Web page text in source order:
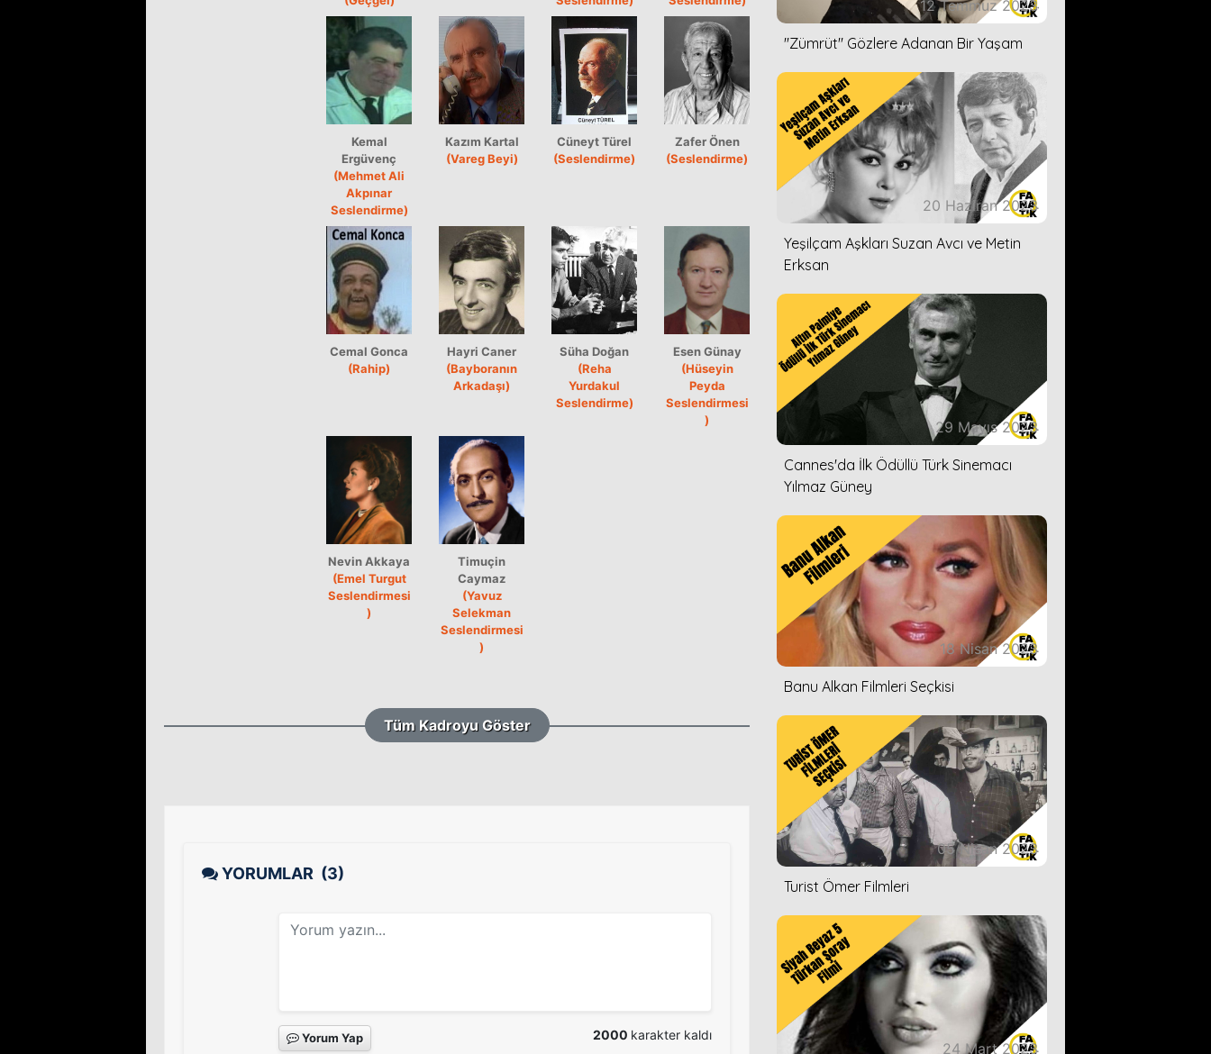
Kemal
Ergüvenç
(Mehmet Ali
Akpınar
Seslendirme)
Kazım Kartal
(Vareg Beyi)
Cüneyt Türel
(Seslendirme)
Zafer Önen
(Seslendirme)
Cemal Gonca
(Rahip)
Hayri Caner
(Bayboranın
Arkadaşı)
Süha Doğan
(Reha
Yurdakul
Seslendirme)
Esen Günay
(Hüseyin
Peyda
Seslendirmesi
)
Nevin Akkaya
(Emel Turgut
Seslendirmesi
)
Timuçin
Caymaz
(Yavuz
Selekman
Seslendirmesi
)
Tüm Kadroyu Göster
YORUMLAR (3)
Yorum Yap 2000 karakter kaldı
12 Temmuz 2023
''Zümrüt'' Gözlere Adanan Bir Yaşam
20 Haziran 2023
Yeşilçam Aşkları Suzan Avcı ve Metin
Erksan
29 Mayıs 2023
Cannes'da İlk Ödüllü Türk Sinemacı
Yılmaz Güney
18 Nisan 2023
Banu Alkan Filmleri Seçkisi
05 Nisan 2023
Turist Ömer Filmleri
24 Mart 2023